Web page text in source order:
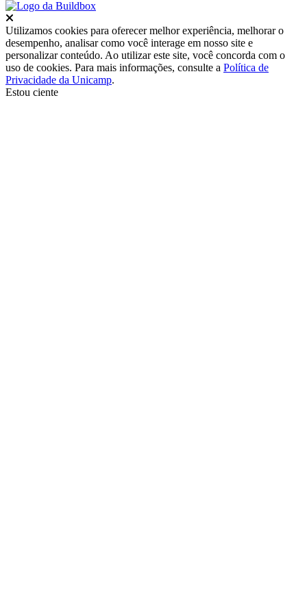
Utilizamos cookies para oferecer melhor experiência, melhorar o
desempenho, analisar como você interage em nosso site e
personalizar conteúdo. Ao utilizar este site, você concorda com o
uso de cookies. Para mais informações, consulte a Política de
Privacidade da Unicamp.
Estou ciente